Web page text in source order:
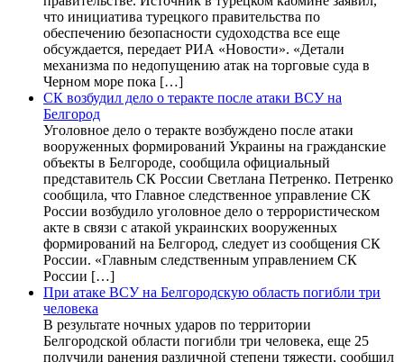
что инициатива турецкого правительства по
обеспечению безопасности судоходства все еще
обсуждается, передает РИА «Новости». «Детали
механизма по недопущению атак на торговые суда в
Черном море пока […]
СК возбудил дело о теракте после атаки ВСУ на
Белгород
Уголовное дело о теракте возбуждено после атаки
вооруженных формирований Украины на гражданские
объекты в Белгороде, сообщила официальный
представитель СК России Светлана Петренко. Петренко
сообщила, что Главное следственное управление СК
России возбудило уголовное дело о террористическом
акте в связи с атакой украинских вооруженных
формирований на Белгород, следует из сообщения СК
России. «Главным следственным управлением СК
России […]
При атаке ВСУ на Белгородскую область погибли три
человека
В результате ночных ударов по территории
Белгородской области погибли три человека, еще 25
получили ранения различной степени тяжести, сообщил